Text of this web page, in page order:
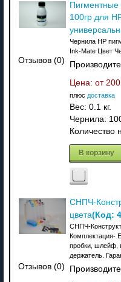
Отзывов (0)
Пигментные
100гр для
Чернила HP
Ink-Mate Цвет
Цена: от
плюс доставка
Вес: 0.1 кг.
Чернила:
Количество
В корзину
Отзывов (0)
СНПЧ-
цвета(Код:
СНПЧ-
Комплектация-
пробки, шлейф,
держатель.